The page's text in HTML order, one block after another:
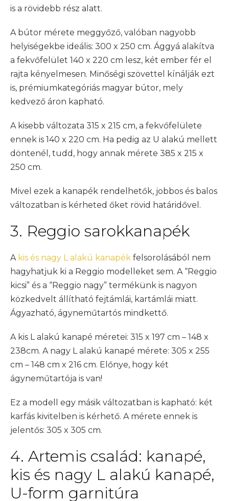
is a rövidebb rész alatt.
A bútor mérete meggyőző, valóban nagyobb
helyiségekbe ideális: 300 x 250 cm. Ággyá alakítva
a fekvőfelület 140 x 220 cm lesz, két ember fér el
rajta kényelmesen. Minőségi szövettel kínálják ezt
is, prémiumkategóriás magyar bútor, mely
kedvező áron kapható.
A kisebb változata 315 x 215 cm, a fekvőfelülete
ennek is 140 x 220 cm. Ha pedig az U alakú mellett
döntenél, tudd, hogy annak mérete 385 x 215 x
250 cm.
Mivel ezek a kanapék rendelhetők, jobbos és balos
változatban is kérheted őket rövid határidővel.
3. Reggio sarokkanapék
A kis és nagy L alakú kanapék felsorolásából nem
hagyhatjuk ki a Reggio modelleket sem. A “Reggio
kicsi” és a “Reggio nagy” termékünk is nagyon
közkedvelt állítható fejtámlái, kartámlái miatt.
Ágyazható, ágyneműtartós mindkettő.
A kis L alakú kanapé méretei: 315 x 197 cm – 148 x
238cm. A nagy L alakú kanapé mérete: 305 x 255
cm – 148 cm x 216 cm. Előnye, hogy két
ágyneműtartója is van!
Ez a modell egy másik változatban is kapható: két
karfás kivitelben is kérhető. A mérete ennek is
jelentős: 305 x 305 cm.
4. Artemis család: kanapé,
kis és nagy L alakú kanapé,
U-form garnitúra